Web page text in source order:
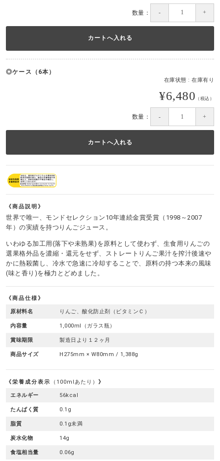
数量：
ケース（6本）
在庫状態 : 在庫有り
¥6,480 （税込）
数量：
商品説明
世界で唯一、モンドセレクション10年連続金賞受賞（1998～2007
年）の実績を持つりんごジュース。
いわゆる加工用(落下や未熟果)を原料として使わず、生食用りんごの
選果格外品を濃縮・還元をせず、ストレートりんご果汁を搾汁後速や
かに熱殺菌し、冷水で急速に冷却することで、原料の持つ本来の風味
(味と香り)を極力とどめました。
商品仕様
原材料名 りんご、酸化防止剤（ビタミンＣ）
内容量 1,000ml（ガラス瓶）
賞味期限 製造日より１２ヶ月
商品サイズ H275mm × W80mm / 1,388g
栄養成分表示 （100mlあたり）
エネルギー 56kcal
たんぱく質 0.1g
脂質 0.1g未満
炭水化物 14g
食塩相当量 0.06g